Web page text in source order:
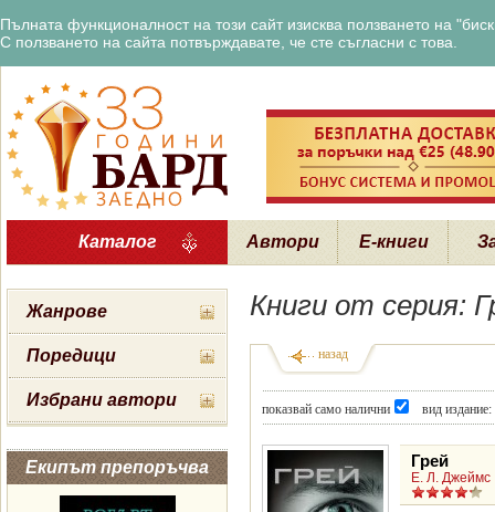
Пълната функционалност на този сайт изисква ползването на
С ползването на сайта потвърждавате, че сте съгласни с това.
Каталог Автори Е-книги
Жанрове
Поредици
Избрани автори
Екипът препоръчва
Книги от серия:
показвай само налични вид издание:
Грей
Е. Л. Джеймс
назад